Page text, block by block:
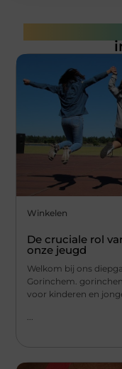
Winkelen
De cruciale rol
onze jeugd
Welkom bij ons
Gorinchem.
voor kinderen en
...